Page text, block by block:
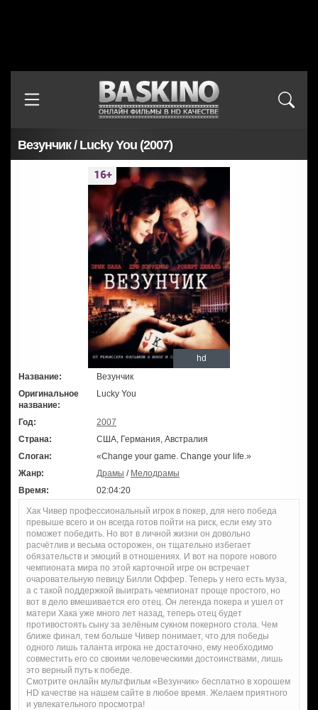
Везунчик / Lucky You (2007)
hd
Название:
Везунчик
Оригинальное
название:
Lucky You
Год:
2007
Страна:
США, Германия, Австралия
Слоган:
«Change your game. Change your life.»
Жанр:
Драмы / Мелодрамы
Время:
02:04:20
Хак Чивер профессиональный игрок в покер, для него победа
превыше всего и он всегда готов пойти на риск, если ему это
поможет победить. Но вот в личной жизни он довольно
расчётлив и весьма осторожен, он тщательно избегает
обязательств и эмоций в отношениях. И вот на пороге нового
чемпионата мира по этой карточной игре он встречает
очаровательную певицу Билли Оффер. Теперь у него есть муза,
а с такой поддержкой выиграть чемпионат проще простого, но
вот в дело вмешивается его отец. Он легенда покера и ушел от
матери Хака уже много лет назад, теперь отец будет
противостоять сыну за зелёным сукном покерного стола. Чем
ближе финал, тем больше Чивер понимает, что для победы
одного лишь таланта игрока не достаточно, ему необходимо
совместить его со своими человеческими достоинствами, лишь
это верный путь к победе.
Смотрите онлайн мультфильм «Везунчик» бесплатно в хорошем
HD качестве на нашем сайте в любое время. Желаем приятного
и увлекательного просмотра!